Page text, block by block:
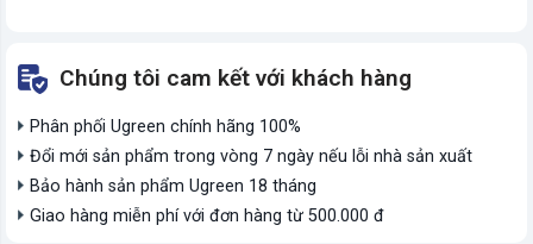
Chúng tôi cam kết với khách hàng
Phân phối Ugreen chính hãng 100%
Đổi mới sản phẩm trong vòng 7 ngày nếu lỗi nhà sản xuất
Bảo hành sản phẩm Ugreen 18 tháng
Giao hàng miễn phí với đơn hàng từ 500.000 đ